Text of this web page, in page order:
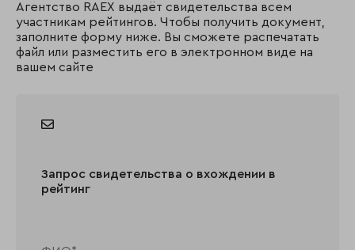
Агентство RAEX выдаёт свидетельства всем
участникам рейтингов. Чтобы получить документ,
заполните форму ниже. Вы сможете распечатать
файл или разместить его в электронном виде на
вашем сайте
Запрос свидетельства о вхождении в
рейтинг